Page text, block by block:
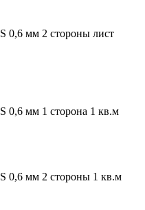
0,6 мм 2 стороны лист
0,6 мм 1 сторона 1 кв.м
0,6 мм 2 стороны 1 кв.м